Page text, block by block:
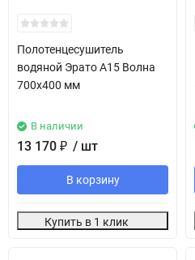
Полотенцесушитель
водяной Эрато А15 Волна
700х400 мм
В наличии
13 170 ₽ / шт
В корзину
Купить в 1 клик